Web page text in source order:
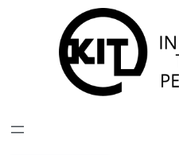
informačních